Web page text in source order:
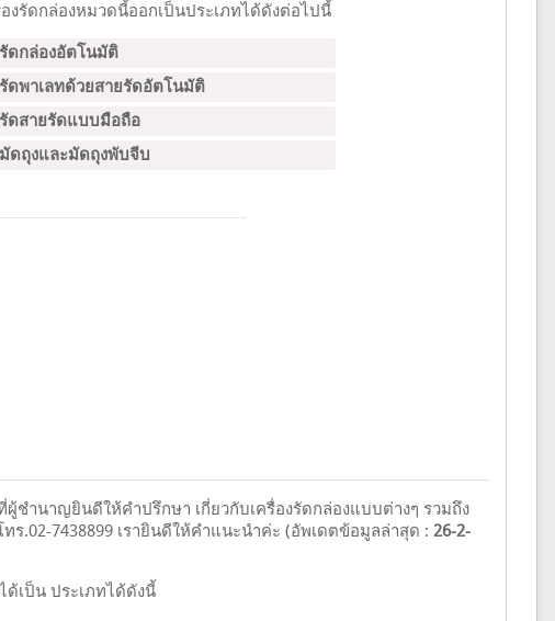
งรัดกล่องหมวดนี้ออกเป็นประเภทได้ดังต่อไปนี้
รัดกล่องอัตโนมัติ
รัดพาเลทด้วยสายรัดอัตโนมัติ
รัดสายรัดแบบมือถือ
มัดถุงและมัดถุงพับจีบ
ชำนาญยินดีให้คำปรึกษา เกี่ยวกับเครื่องรัดกล่องแบบต่างๆ รวมถึง
.02-7438899 เรายินดีให้คำแนะนำค่ะ (อัพเดตข้อมูลล่าสุด : 26-2-
ด้เป็น ประเภทได้ดังนี้